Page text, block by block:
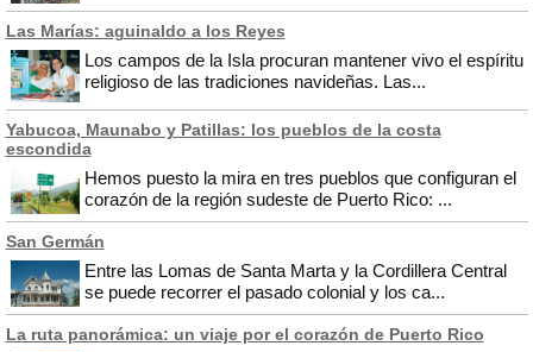
Las Marías: aguinaldo a los Reyes
Los campos de la Isla procuran mantener vivo el espíritu
religioso de las tradiciones navideñas. Las...
Yabucoa, Maunabo y Patillas: los pueblos de la costa
escondida
Hemos puesto la mira en tres pueblos que configuran el
corazón de la región sudeste de Puerto Rico: ...
San Germán
Entre las Lomas de Santa Marta y la Cordillera Central
se puede recorrer el pasado colonial y los ca...
La ruta panorámica: un viaje por el corazón de Puerto Rico